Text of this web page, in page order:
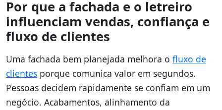
Por que a fachada e o letreiro
influenciam vendas, confiança e
fluxo de clientes
Uma fachada bem planejada melhora o fluxo de
clientes porque comunica valor em segundos.
Pessoas decidem rapidamente se confiam em um
negócio. Acabamentos, alinhamento da